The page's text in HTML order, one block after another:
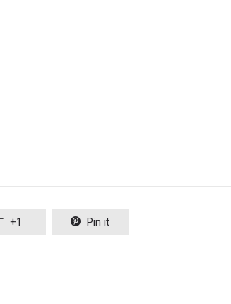
+1  Pin it